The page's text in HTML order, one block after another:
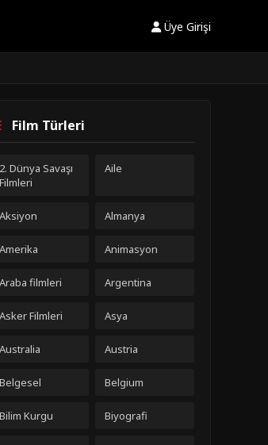
Üye Girişi
Film Türleri
2. Dünya Savaşı
Filmleri
Aile
Aksiyon Almanya
Amerika Animasyon
Araba filmleri Argentina
Asker Filmleri Asya
Australia Austria
Belgesel Belgium
Bilim Kurgu Biyografi